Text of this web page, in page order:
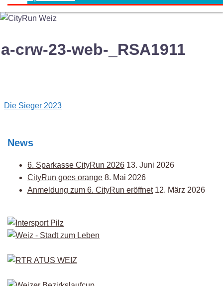
a-crw-23-web-_RSA1911
Post
Die Sieger 2023
News
6. Sparkasse CityRun 2026 13. Juni 2026
CityRun goes orange 8. Mai 2026
Anmeldung zum 6. CityRun eröffnet 12. März 2026